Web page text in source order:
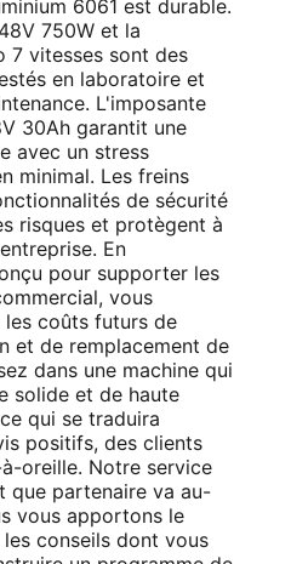
6061 est durable.
750W et la
7 vitesses sont des
en laboratoire et
L'imposante
30Ah garantit une
avec un stress
minimal. Les freins
de sécurité
risques et protègent à
En
pour supporter les
vous
coûts futurs de
et de remplacement de
dans une machine qui
solide et de haute
qui se traduira
positifs, des clients
oreille. Notre service
que partenaire va au-
vous apportons le
conseils dont vous